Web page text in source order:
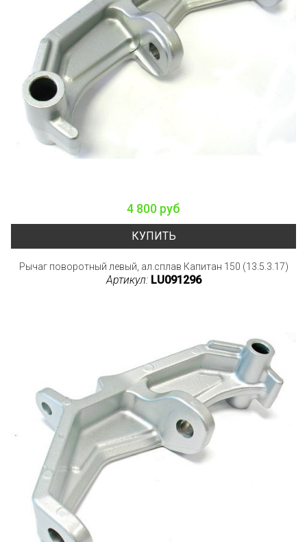
4 800 руб
КУПИТЬ
Рычаг поворотный левый, ал.сплав Капитан 150 (13.5.3.17)
Артикул: LU091296